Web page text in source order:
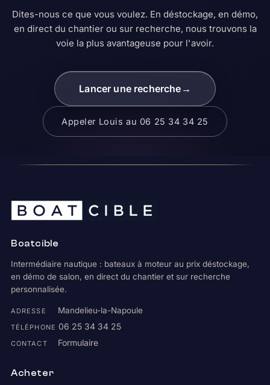
Dites-nous ce que vous voulez. En déstockage, en démo,
en direct du chantier ou sur recherche, nous trouvons la
voie la plus avantageuse pour l'avoir.
Lancer une recherche →
Appeler Louis au 06 25 34 34 25
Boatcible
Intermédiaire nautique : bateaux à moteur au prix déstockage,
en démo de salon, en direct du chantier et sur recherche
personnalisée.
ADRESSE Mandelieu-la-Napoule
TÉLÉPHONE 06 25 34 34 25
CONTACT Formulaire
Acheter